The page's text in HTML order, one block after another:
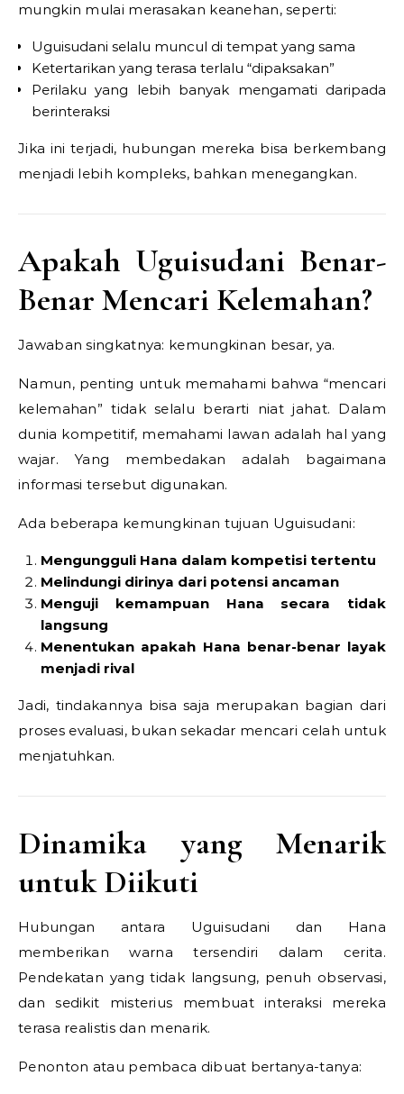
mungkin mulai merasakan keanehan, seperti:
Uguisudani selalu muncul di tempat yang sama
Ketertarikan yang terasa terlalu “dipaksakan”
Perilaku yang lebih banyak mengamati daripada
berinteraksi
Jika ini terjadi, hubungan mereka bisa berkembang
menjadi lebih kompleks, bahkan menegangkan.
Apakah Uguisudani Benar-
Benar Mencari Kelemahan?
Jawaban singkatnya: kemungkinan besar, ya.
Namun, penting untuk memahami bahwa “mencari
kelemahan” tidak selalu berarti niat jahat. Dalam
dunia kompetitif, memahami lawan adalah hal yang
wajar. Yang membedakan adalah bagaimana
informasi tersebut digunakan.
Ada beberapa kemungkinan tujuan Uguisudani:
Mengungguli Hana dalam kompetisi tertentu
Melindungi dirinya dari potensi ancaman
Menguji kemampuan Hana secara tidak
langsung
Menentukan apakah Hana benar-benar layak
menjadi rival
Jadi, tindakannya bisa saja merupakan bagian dari
proses evaluasi, bukan sekadar mencari celah untuk
menjatuhkan.
Dinamika yang Menarik
untuk Diikuti
Hubungan antara Uguisudani dan Hana
memberikan warna tersendiri dalam cerita.
Pendekatan yang tidak langsung, penuh observasi,
dan sedikit misterius membuat interaksi mereka
terasa realistis dan menarik.
Penonton atau pembaca dibuat bertanya-tanya: